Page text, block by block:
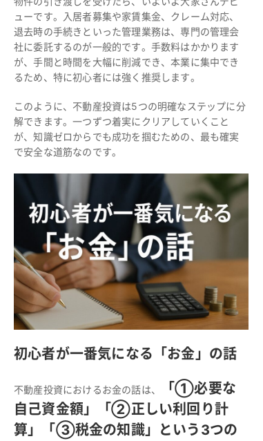
ューです。入居者募集や家賃集金、クレーム対応、
退去時の手続きといった管理業務は、専門の管理会
社に委託するのが一般的です。手数料はかかります
が、手間と時間を大幅に削減でき、本業に集中でき
るため、特に初心者には強く推奨します。
このように、不動産投資は5つの明確なステップに分
解できます。一つずつ着実にクリアしていくこと
が、知識ゼロからでも成功を掴むための、最も確実
で安全な道筋なのです。
初心者が一番気になる「お金」の話
不動産投資におけるお金の話は、
「①必要な
自己資金額」「②正しい利回り計
算」「③税金の知識」という3つの